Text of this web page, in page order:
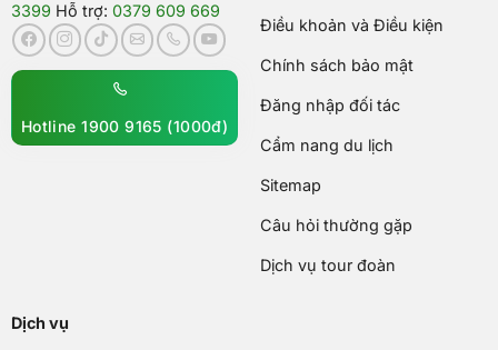
3399 Hỗ trợ: 0379 609 669
Hotline 1900 9165 (1000đ)
Điều khoản và Điều kiện
Chính sách bảo mật
Đăng nhập đối tác
Cẩm nang du lịch
Sitemap
Câu hỏi thường gặp
Dịch vụ tour đoàn
Dịch vụ